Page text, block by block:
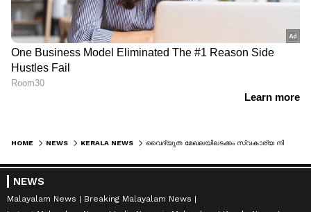
HOME NEWS KERALA NEWS
NEWS
Malayalam News
Breaking Malayalam News